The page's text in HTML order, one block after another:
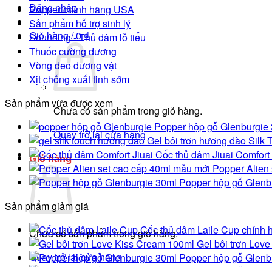
Đăng nhập
Giỏ hàng /0₫
Chưa có sản phẩm trong giỏ hàng.
Quay trở lại cửa hàng
Giỏ hàng
Chưa có sản phẩm trong giỏ hàng.
Quay trở lại cửa hàng
Popper chính hãng USA
Sản phẩm hỗ trợ sinh lý
Sounding - Thủ dâm lỗ tiểu
Thuốc cường dương
Vòng đeo dương vật
Xịt chống xuất tinh sớm
Sản phẩm vừa được xem
Popper hộp gỗ
Gel bôi trơn hương đào Silk
Cốc thủ dâm Jiuai
Popper Alien
Popper hộp gỗ
Sản phẩm giảm giá
Cốc thủ dâm Laile Cup chính
Gel bôi trơn
Popper hộp gỗ